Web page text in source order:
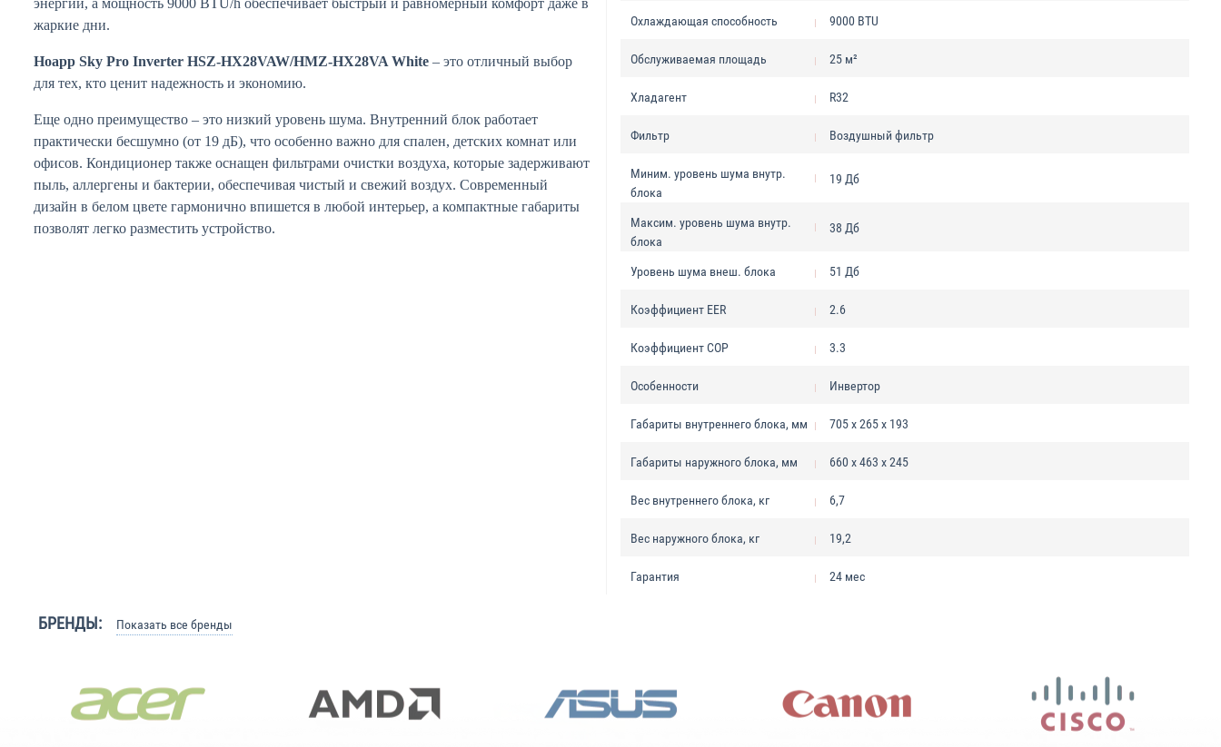
энергии, а мощность 9000 BTU/h обеспечивает быстрый и равномерный комфорт даже в
жаркие дни.
Hoapp Sky Pro Inverter HSZ-HX28VAW/HMZ-HX28VA White – это отличный выбор
для тех, кто ценит надежность и экономию.
Еще одно преимущество – это низкий уровень шума. Внутренний блок работает
практически бесшумно (от 19 дБ), что особенно важно для спален, детских комнат или
офисов. Кондиционер также оснащен фильтрами очистки воздуха, которые задерживают
пыль, аллергены и бактерии, обеспечивая чистый и свежий воздух. Современный
дизайн в белом цвете гармонично впишется в любой интерьер, а компактные габариты
позволят легко разместить устройство.
Охлаждающая способность 9000 BTU
Обслуживаемая площадь 25 м²
Хладагент R32
Фильтр Воздушный фильтр
Миним. уровень шума внутр.
блока
19 Дб
Максим. уровень шума внутр.
блока
38 Дб
Уровень шума внеш. блока 51 Дб
Коэффициент EER 2.6
Коэффициент COP 3.3
Особенности Инвертор
Габариты внутреннего блока, мм 705 х 265 х 193
Габариты наружного блока, мм 660 х 463 х 245
Вес внутреннего блока, кг 6,7
Вес наружного блока, кг 19,2
Гарантия 24 мес
БРЕНДЫ: Показать все бренды